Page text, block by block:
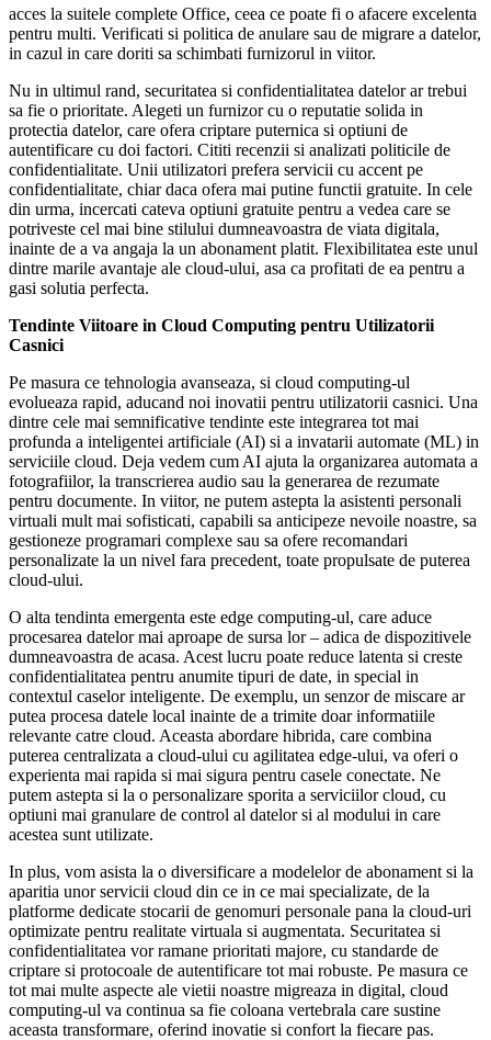
acces la suitele complete Office, ceea ce poate fi o afacere excelenta
pentru multi. Verificati si politica de anulare sau de migrare a datelor,
in cazul in care doriti sa schimbati furnizorul in viitor.
Nu in ultimul rand, securitatea si confidentialitatea datelor ar trebui
sa fie o prioritate. Alegeti un furnizor cu o reputatie solida in
protectia datelor, care ofera criptare puternica si optiuni de
autentificare cu doi factori. Cititi recenzii si analizati politicile de
confidentialitate. Unii utilizatori prefera servicii cu accent pe
confidentialitate, chiar daca ofera mai putine functii gratuite. In cele
din urma, incercati cateva optiuni gratuite pentru a vedea care se
potriveste cel mai bine stilului dumneavoastra de viata digitala,
inainte de a va angaja la un abonament platit. Flexibilitatea este unul
dintre marile avantaje ale cloud-ului, asa ca profitati de ea pentru a
gasi solutia perfecta.
Tendinte Viitoare in Cloud Computing pentru Utilizatorii
Casnici
Pe masura ce tehnologia avanseaza, si cloud computing-ul
evolueaza rapid, aducand noi inovatii pentru utilizatorii casnici. Una
dintre cele mai semnificative tendinte este integrarea tot mai
profunda a inteligentei artificiale (AI) si a invatarii automate (ML) in
serviciile cloud. Deja vedem cum AI ajuta la organizarea automata a
fotografiilor, la transcrierea audio sau la generarea de rezumate
pentru documente. In viitor, ne putem astepta la asistenti personali
virtuali mult mai sofisticati, capabili sa anticipeze nevoile noastre, sa
gestioneze programari complexe sau sa ofere recomandari
personalizate la un nivel fara precedent, toate propulsate de puterea
cloud-ului.
O alta tendinta emergenta este edge computing-ul, care aduce
procesarea datelor mai aproape de sursa lor – adica de dispozitivele
dumneavoastra de acasa. Acest lucru poate reduce latenta si creste
confidentialitatea pentru anumite tipuri de date, in special in
contextul caselor inteligente. De exemplu, un senzor de miscare ar
putea procesa datele local inainte de a trimite doar informatiile
relevante catre cloud. Aceasta abordare hibrida, care combina
puterea centralizata a cloud-ului cu agilitatea edge-ului, va oferi o
experienta mai rapida si mai sigura pentru casele conectate. Ne
putem astepta si la o personalizare sporita a serviciilor cloud, cu
optiuni mai granulare de control al datelor si al modului in care
acestea sunt utilizate.
In plus, vom asista la o diversificare a modelelor de abonament si la
aparitia unor servicii cloud din ce in ce mai specializate, de la
platforme dedicate stocarii de genomuri personale pana la cloud-uri
optimizate pentru realitate virtuala si augmentata. Securitatea si
confidentialitatea vor ramane prioritati majore, cu standarde de
criptare si protocoale de autentificare tot mai robuste. Pe masura ce
tot mai multe aspecte ale vietii noastre migreaza in digital, cloud
computing-ul va continua sa fie coloana vertebrala care sustine
aceasta transformare, oferind inovatie si confort la fiecare pas.